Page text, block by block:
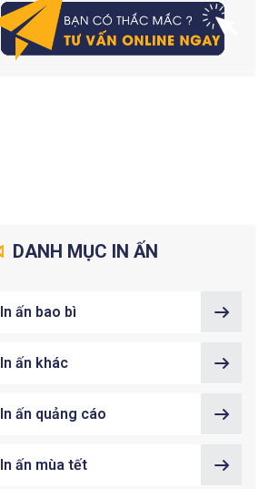
DANH MỤC IN ẤN
In ấn bao bì
In ấn khác
In ấn quảng cáo
In ấn mùa tết